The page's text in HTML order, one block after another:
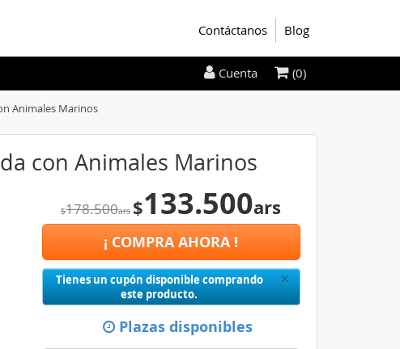
Contáctanos Blog
Animales Marinos
con Animales Marinos
$178.500ars $133.500ars
¡ COMPRA AHORA !
×Close
Tienes un cupón disponible comprando
este producto.
Plazas disponibles
Cuenta (0)